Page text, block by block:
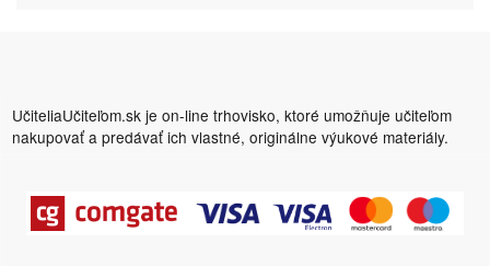
UčiteliaUčiteľom.sk je on-line trhovisko, ktoré umožňuje učiteľom
nakupovať a predávať ich vlastné, originálne výukové materiály.